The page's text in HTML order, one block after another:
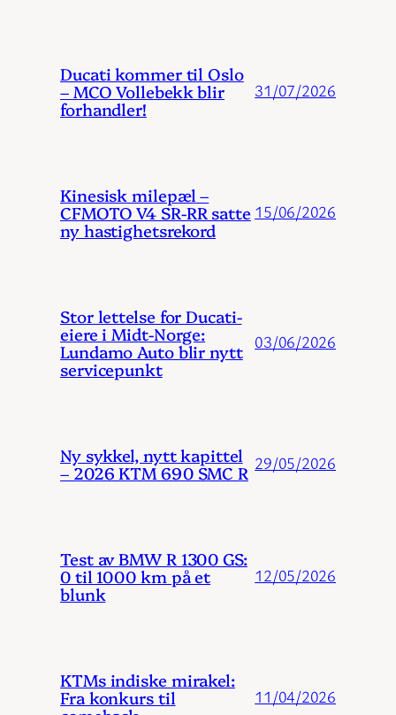
Ducati kommer til Oslo
– MCO Vollebekk blir
forhandler!
31/07/2026
Kinesisk milepæl –
CFMOTO V4 SR-RR satte
ny hastighetsrekord
15/06/2026
Stor lettelse for Ducati-
eiere i Midt-Norge:
Lundamo Auto blir nytt
servicepunkt
03/06/2026
Ny sykkel, nytt kapittel
– 2026 KTM 690 SMC R 29/05/2026
Test av BMW R 1300 GS:
0 til 1000 km på et
blunk
12/05/2026
KTMs indiske mirakel:
Fra konkurs til 11/04/2026